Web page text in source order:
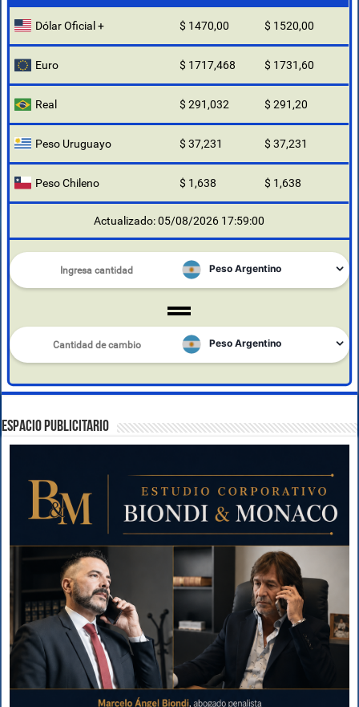
Dólar Oficial + $ 1470,00 $ 1520,00
Euro $ 1717,468 $ 1731,60
Real $ 291,032 $ 291,20
Peso Uruguayo $ 37,231 $ 37,231
Peso Chileno $ 1,638 $ 1,638
Actualizado: 05/08/2026 17:59:00
ESPACIO PUBLICITARIO